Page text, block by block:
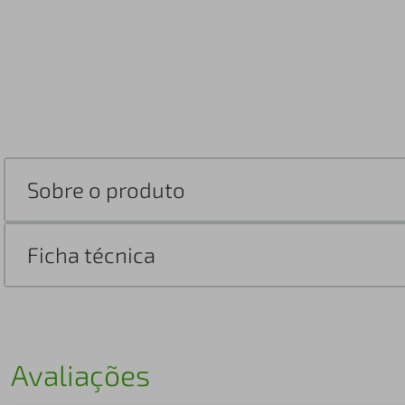
Sobre o produto
Ficha técnica
Avaliações